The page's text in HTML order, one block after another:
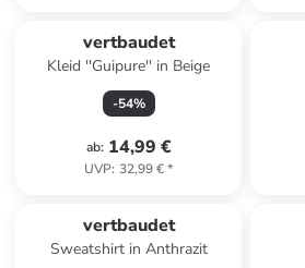
vertbaudet
Kleid ''Guipure'' in Beige
-54%
ab: 14,99 €
UVP: 32,99 €*
vertbaudet
Sweatshirt in Anthrazit